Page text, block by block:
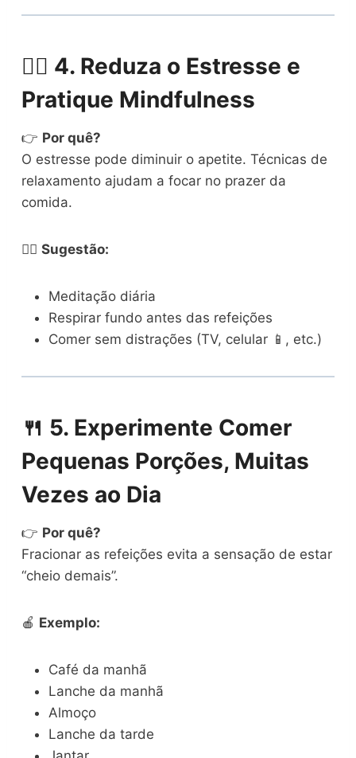
🧘‍♀️ 4. Reduza o Estresse e
Pratique Mindfulness
👉 Por quê?
O estresse pode diminuir o apetite. Técnicas de
relaxamento ajudam a focar no prazer da
comida.
🧘‍♂️Sugestão:
Meditação diária
Respirar fundo antes das refeições
Comer sem distrações (TV, celular 📱, etc.)
🍴 5. Experimente Comer
Pequenas Porções, Muitas
Vezes ao Dia
👉 Por quê?
Fracionar as refeições evita a sensação de estar
“cheio demais”.
🍎 Exemplo:
Café da manhã
Lanche da manhã
Almoço
Lanche da tarde